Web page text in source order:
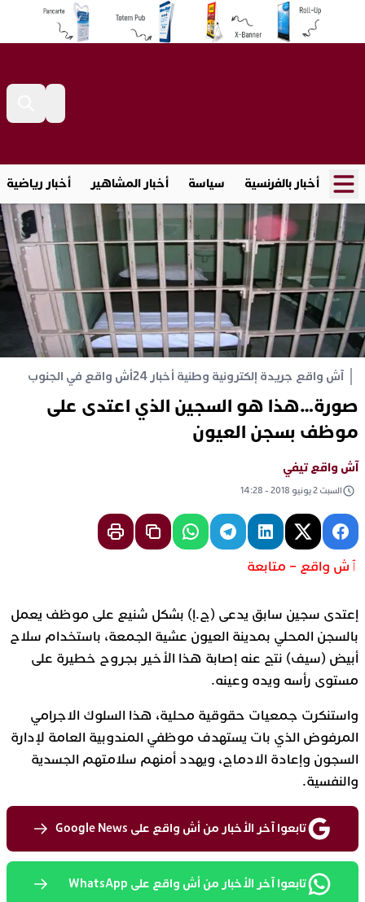
أخبار بالفرنسية سياسة أخبار المشاهير أخبار رياضية
آش واقع جريدة إلكترونية وطنية أخبار 24 أش واقع في الجنوب
صورة…هذا هو السجين الذي اعتدى على
موظف بسجن العيون
آش واقع تيفي
السبت 2 يونيو 2018 - 14:28
ٱش واقع – متابعة
إعتدى سجين سابق يدعى (ج.إ) بشكل شنيع على موظف يعمل
بالسجن المحلي بمدينة العيون عشية الجمعة، باستخدام سلاح
أبيض (سيف) نتج عنه إصابة هذا الأخير بجروح خطيرة على
مستوى رأسه ويده وعينه.
واستنكرت جمعيات حقوقية محلية، هذا السلوك الاجرامي
المرفوض الذي بات يستهدف موظفي المندوبية العامة لإدارة
السجون وإعادة الادماج، ويهدد أمنهم سلامتهم الجسدية
والنفسية.
تابعوا آخر الأخبار من أش واقع على Google News
تابعوا آخر الأخبار من أش واقع على WhatsApp